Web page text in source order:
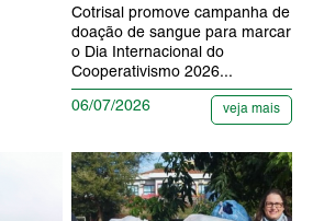
Cotrisal promove campanha de
doação de sangue para marcar
o Dia Internacional do
Cooperativismo 2026...
06/07/2026 veja mais